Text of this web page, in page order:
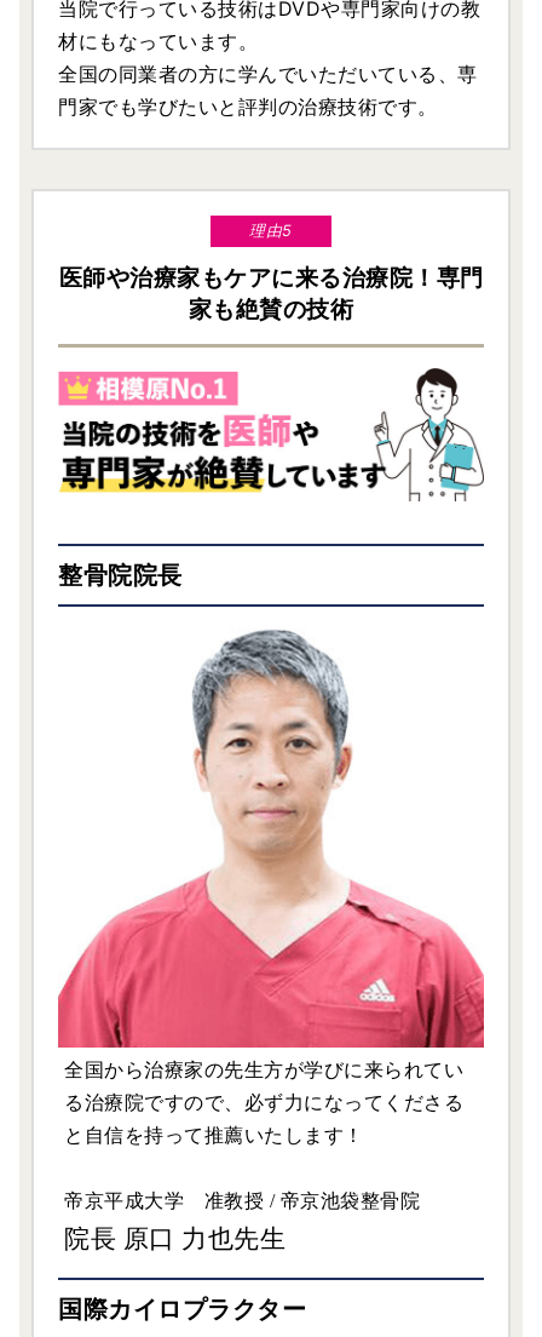
当院で行っている技術はDVDや専門家向けの教
材にもなっています。
全国の同業者の方に学んでいただいている、専
門家でも学びたいと評判の治療技術です。
理由5
医師や治療家もケアに来る治療院！専門
家も絶賛の技術
整骨院院長
全国から治療家の先生方が学びに来られてい
る治療院ですので、必ず力になってくださる
と自信を持って推薦いたします！
帝京平成大学 准教授 / 帝京池袋整骨院
院長 原口 力也先生
国際カイロプラクター